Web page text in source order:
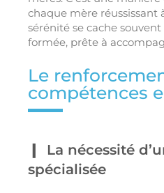
chaque mère réussissant
sérénité se cache
formée, prête à
Le
compétences
La nécessité
spécialisée